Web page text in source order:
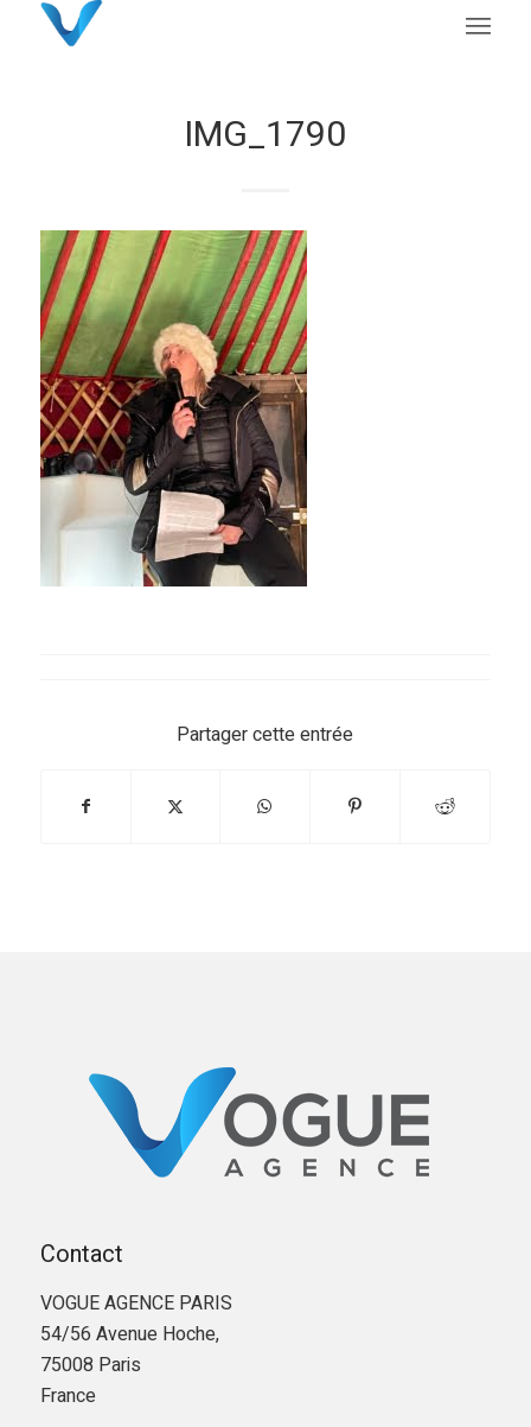
IMG_1790
Partager cette entrée
Contact
VOGUE AGENCE PARIS
54/56 Avenue Hoche,
75008 Paris
France